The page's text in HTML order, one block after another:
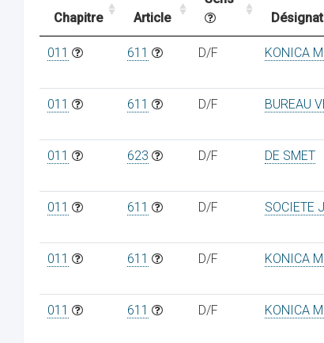
Chapitre Article
011 611 D/F KONICA
011 611 D/F BUREAU
011 623 D/F DE SMET
011 611 D/F SOCIETE
011 611 D/F KONICA
011 611 D/F KONICA